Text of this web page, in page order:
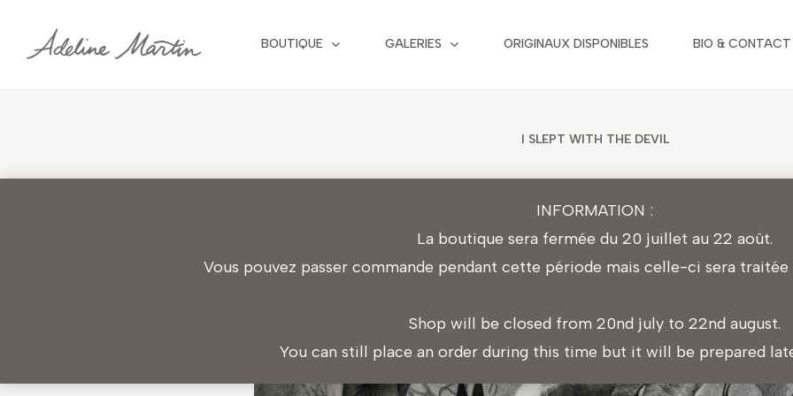
INFORMATION :
La boutique sera fermée du 20 juillet au 22 août.
Vous pouvez passer commande pendant cette période mais celle-ci sera traitée
Shop will be closed from 20nd july to 22nd august.
You can still place an order during this time but it will be prepared
BOUTIQUE GALERIES ORIGINAUX DISPONIBLES BIO & CONTACT
I SLEPT WITH THE DEVIL